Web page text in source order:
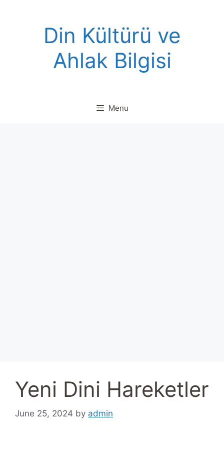
Din Kültürü ve
Ahlak Bilgisi
Menu
Yeni Dini Hareketler
June 25, 2024 by admin